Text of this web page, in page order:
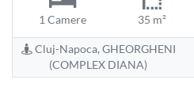
1 Camere 35 m²
Cluj-Napoca, GHEORGHENI
(COMPLEX DIANA)